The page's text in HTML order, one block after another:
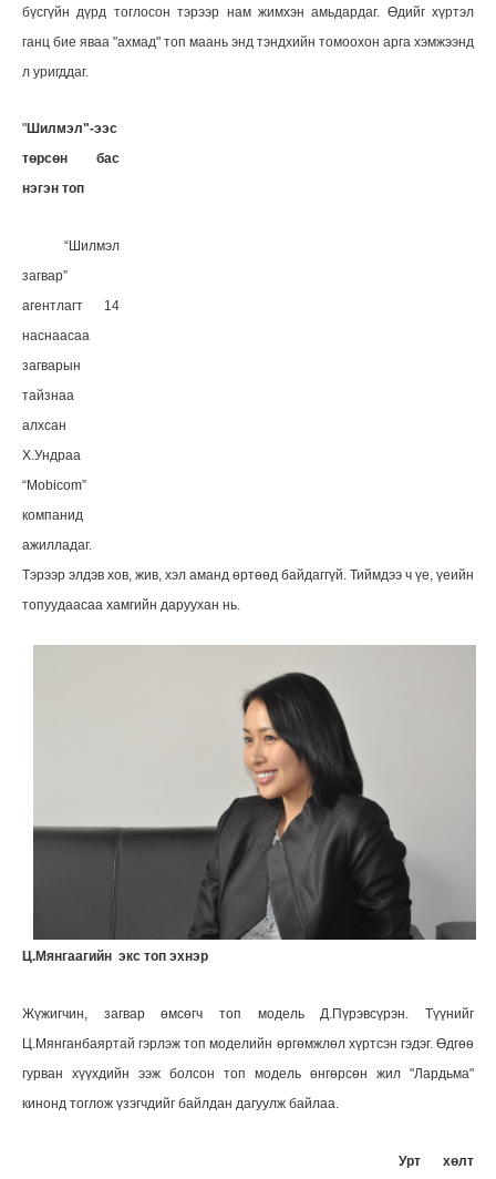
бүсгүйн дүрд тоглосон тэрээр нам жимхэн амьдардаг. Өдийг хүртэл
ганц бие яваа "ахмад" топ маань энд тэндхийн томоохон арга хэмжээнд
л уригддаг.
"Шилмэл"-ээс
төрсөн бас
нэгэн топ
“Шилмэл
загвар”
агентлагт 14
наснаасаа
загварын
тайзнаа
алхсан
Х.Ундраа
“Mobicom”
компанид
ажилладаг.
Тэрээр элдэв хов, жив, хэл аманд өртөөд байдаггүй. Тиймдээ ч үе, үеийн
топуудаасаа хамгийн даруухан нь.
Ц.Мянгаагийн экс топ эхнэр
Жүжигчин, загвар өмсөгч топ модель Д.Пүрэвсүрэн. Түүнийг
Ц.Мянганбаяртай гэрлэж топ моделийн өргөмжлөл хүртсэн гэдэг. Өдгөө
гурван хүүхдийн ээж болсон топ модель өнгөрсөн жил "Лардьма"
кинонд тоглож үзэгчдийг байлдан дагуулж байлаа.
Урт хөлт